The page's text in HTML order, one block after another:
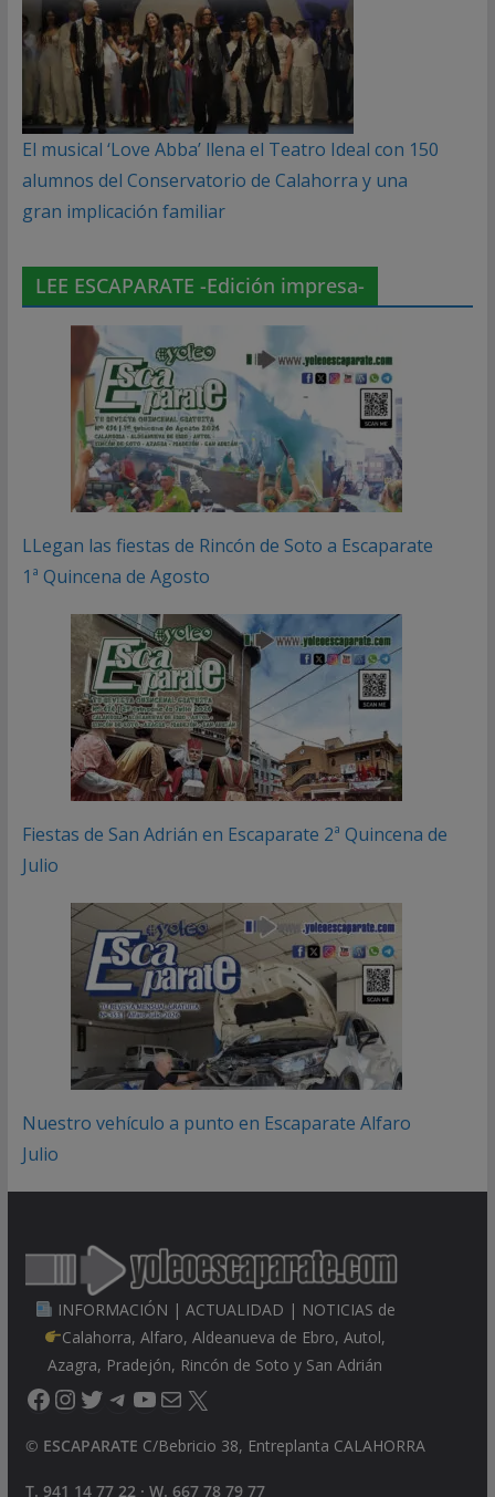
El musical ‘Love Abba’ llena el Teatro Ideal con 150
alumnos del Conservatorio de Calahorra y una
gran implicación familiar
LEE ESCAPARATE -Edición impresa-
LLegan las fiestas de Rincón de Soto a Escaparate
1ª Quincena de Agosto
Fiestas de San Adrián en Escaparate 2ª Quincena de
Julio
Nuestro vehículo a punto en Escaparate Alfaro
Julio
INFORMACIÓN | ACTUALIDAD | NOTICIAS de
Calahorra, Alfaro, Aldeanueva de Ebro, Autol,
Azagra, Pradejón, Rincón de Soto y San Adrián
Facebook
Instagram
Twitter
Telegram
YouTube
Correo electrónico
X
© ESCAPARATE C/Bebricio 38, Entreplanta CALAHORRA
T. 941 14 77 22 · W. 667 78 79 77